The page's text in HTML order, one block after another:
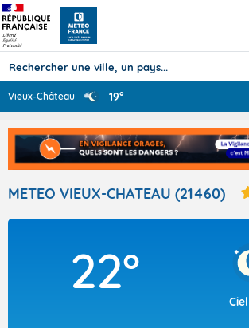
Prévisions
TOUS LES RÉSULTATS
Articles
Vieux-Château 19°
METEO VIEUX-CHATEAU (21460)
22°